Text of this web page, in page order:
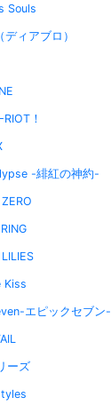
Souls
ディアブロ）
！
-緋紅の神約-
Kiss
エピックセブン-
ーズ